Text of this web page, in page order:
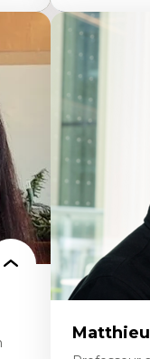
de
une
Expertises
technologies
Insertion
personnel